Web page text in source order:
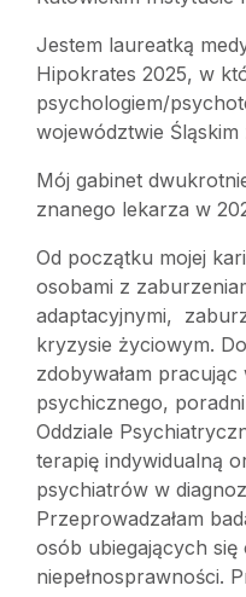
Jestem laureatką
Hipokrates 2025, w
psychologiem/
województwie Śląskim
Mój gabinet
znanego lekarza w
Od początku mojej
osobami z
adaptacyjnymi,
kryzysie życiowym.
zdobywałam
psychicznego,
Oddziale
terapię indywidualną
psychiatrów w
Przeprowadzałam
osób ubiegających
niepełnosprawności.